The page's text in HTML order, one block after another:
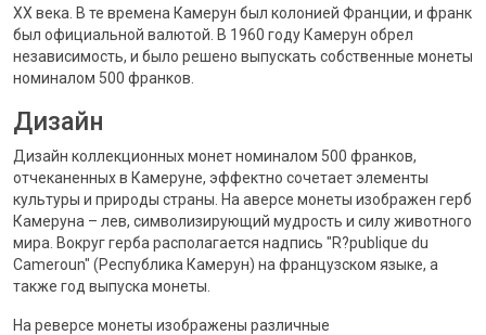
XX века. В те времена Камерун был колонией Франции, и франк
был официальной валютой. В 1960 году Камерун обрел
независимость, и было решено выпускать собственные монеты
номиналом 500 франков.
Дизайн
Дизайн коллекционных монет номиналом 500 франков,
отчеканенных в Камеруне, эффектно сочетает элементы
культуры и природы страны. На аверсе монеты изображен герб
Камеруна – лев, символизирующий мудрость и силу животного
мира. Вокруг герба располагается надпись "R?publique du
Cameroun" (Республика Камерун) на французском языке, а
также год выпуска монеты.
На реверсе монеты изображены различные